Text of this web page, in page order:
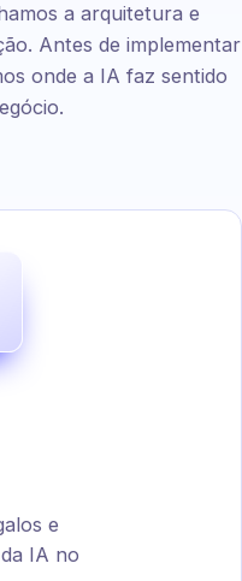
a arquitetura e
Antes de implementar
onde a IA faz sentido
e
IA no